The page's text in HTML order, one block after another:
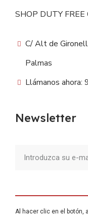
SHOP DUTY
C/ Alt de
Palmas
Llámanos
Newsletter
Al hacer clic en el botón,